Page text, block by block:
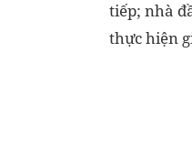
tiếp; nhà
thực hiện